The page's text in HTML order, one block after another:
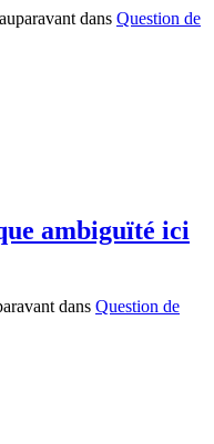
dans Question de
ambiguïté ici
dans Question de